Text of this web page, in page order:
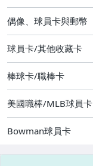
偶像、球員卡與郵幣
球員卡/其他收藏卡
棒球卡/職棒卡
美國職棒/MLB球員卡
Bowman球員卡